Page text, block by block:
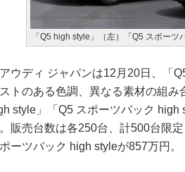
「Q5 high style」（左）「Q5 スポーツ
ウディ ジャパンは12月20日、「
トのある色調、異なる素材の組
style」「Q5 スポーツバック
販売台数は各250台、計500台限
ーツバック high styleが857万円。